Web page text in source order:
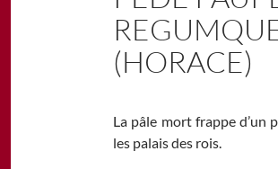
(HORACE)
La pâle mort frappe d’un
les palais des rois.